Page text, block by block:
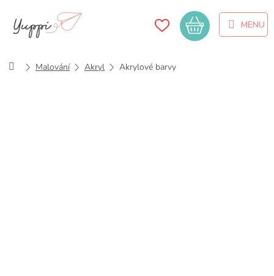
obsah
Nákupní
košík
DomůMalování Akryl Akrylové barvy